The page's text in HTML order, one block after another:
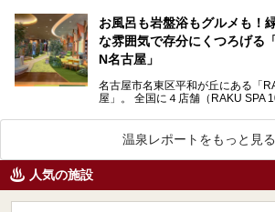
お風呂も岩盤浴もグルメも！
な雰囲気で存分にくつろげる
N名古屋」
名古屋市名東区平和が丘にある「
屋」。 全国に４店舗（RAKU SPA
温泉レポートをもっと見る
人気の施設